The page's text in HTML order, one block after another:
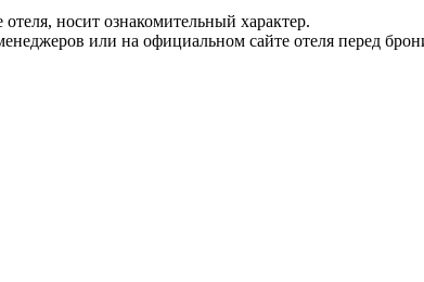
носит ознакомительный характер.
или на официальном сайте отеля перед